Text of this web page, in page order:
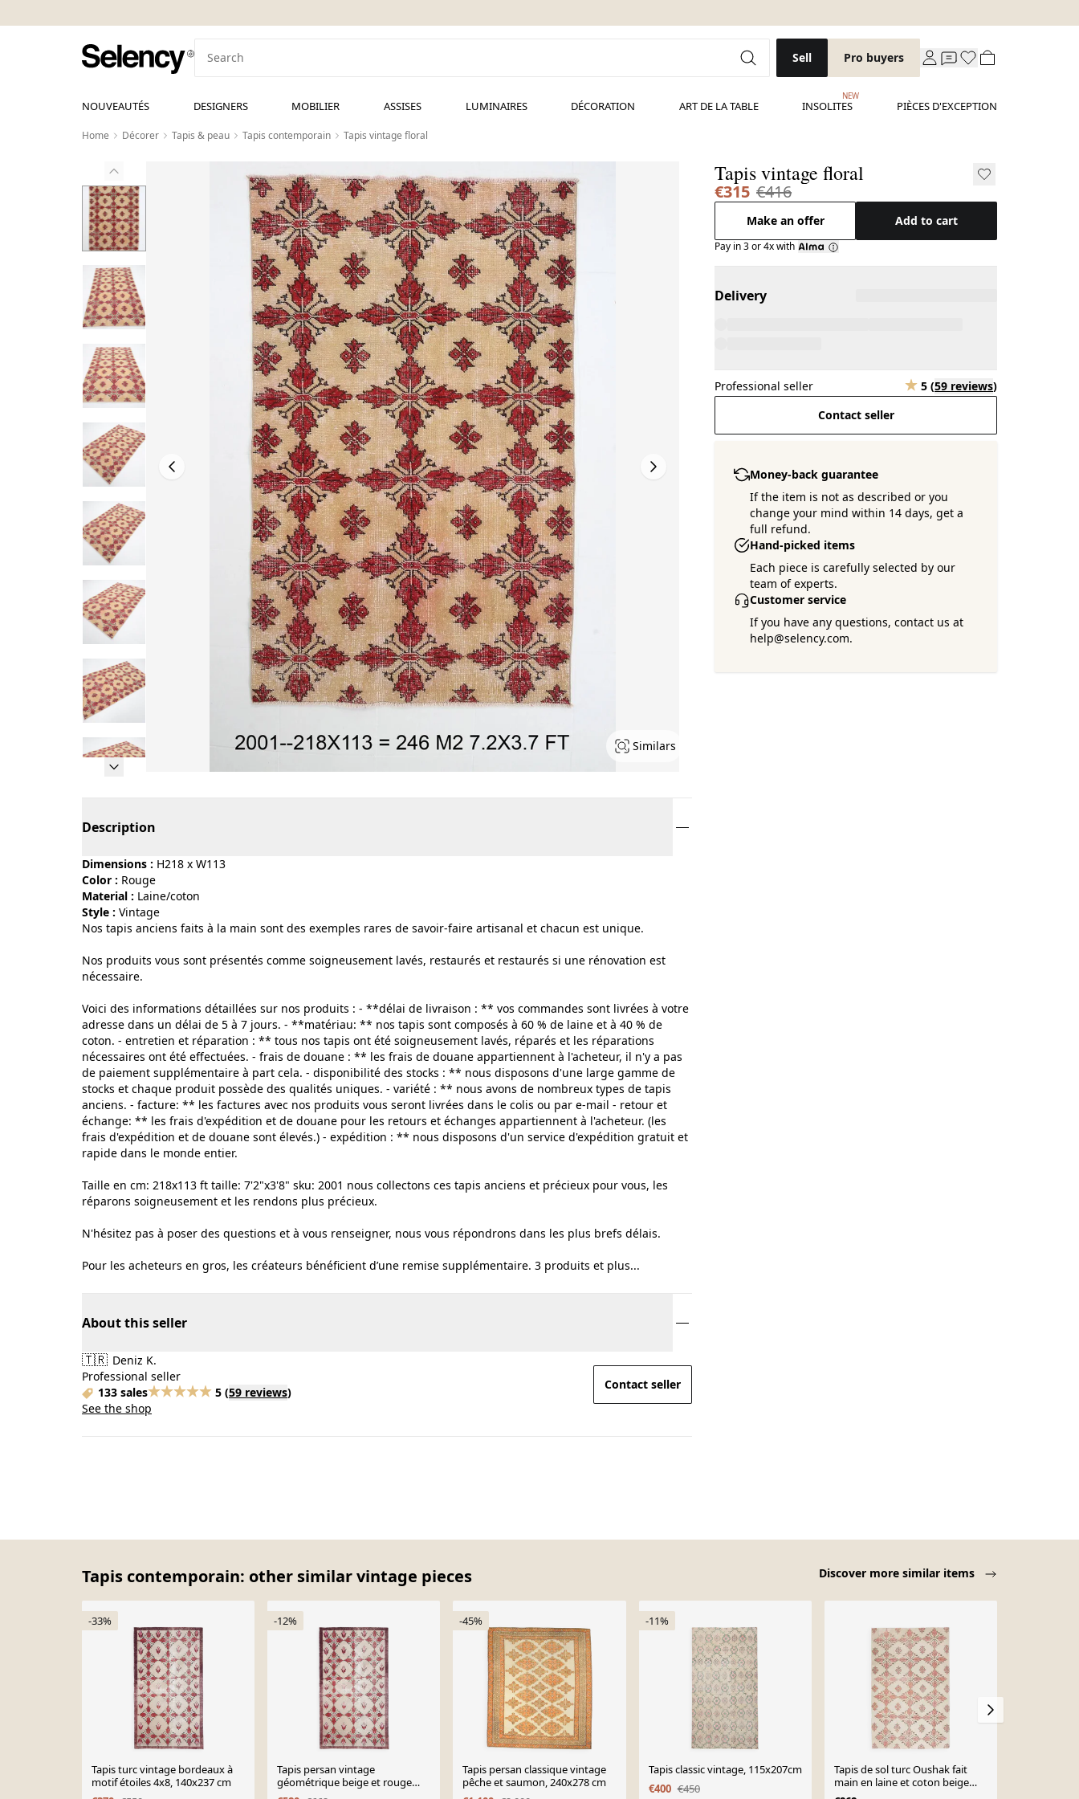
Sell Pro buyers
NOUVEAUTÉS DESIGNERS MOBILIER ASSISES LUMINAIRES DÉCORATION ART DE LA TABLE INSOLITES
NEW
PIÈCES D'EXCEPTION
Home Décorer Tapis & peau Tapis contemporain Tapis vintage floral
Similars
Tapis vintage floral
€315 €416
Make an offer Add to cart
Pay in 3 or 4x with
Delivery
Professional seller 5 (59 reviews)
Contact seller
Money-back guarantee
If the item is not as described or you
change your mind within 14 days, get a
full refund.
Hand-picked items
Each piece is carefully selected by our
team of experts.
Customer service
If you have any questions, contact us at
help@selency.com.
Description
Dimensions : H218 x W113
Color :
rouge
Material :
laine/coton
Style :
vintage
Nos tapis anciens faits à la main sont des exemples rares de savoir-faire artisanal et chacun est unique.
Nos produits vous sont présentés comme soigneusement lavés, restaurés et restaurés si une rénovation est
nécessaire.
Voici des informations détaillées sur nos produits : - **délai de livraison : ** vos commandes sont livrées à votre
adresse dans un délai de 5 à 7 jours. - **matériau: ** nos tapis sont composés à 60 % de laine et à 40 % de
coton. - entretien et réparation : ** tous nos tapis ont été soigneusement lavés, réparés et les réparations
nécessaires ont été effectuées. - frais de douane : ** les frais de douane appartiennent à l'acheteur, il n'y a pas
de paiement supplémentaire à part cela. - disponibilité des stocks : ** nous disposons d'une large gamme de
stocks et chaque produit possède des qualités uniques. - variété : ** nous avons de nombreux types de tapis
anciens. - facture: ** les factures avec nos produits vous seront livrées dans le colis ou par e-mail - retour et
échange: ** les frais d'expédition et de douane pour les retours et échanges appartiennent à l'acheteur. (les
frais d'expédition et de douane sont élevés.) - expédition : ** nous disposons d'un service d'expédition gratuit et
rapide dans le monde entier.
Taille en cm: 218x113 ft taille: 7'2"x3'8" sku: 2001 nous collectons ces tapis anciens et précieux pour vous, les
réparons soigneusement et les rendons plus précieux.
N'hésitez pas à poser des questions et à vous renseigner, nous vous répondrons dans les plus brefs délais.
Pour les acheteurs en gros, les créateurs bénéficient d’une remise supplémentaire. 3 produits et plus...
About this seller
🇹🇷 Deniz K.
Professional seller
133 sales
5 (59 reviews)
See the shop
Contact seller
Tapis contemporain: other similar vintage pieces Discover more similar items
-33%
Tapis turc vintage bordeaux à
motif étoiles 4x8, 140x237 cm
-12%
Tapis persan vintage
géométrique beige et rouge
5x8, 140x237 cm
-45%
Tapis persan classique vintage
pêche et saumon, 240x278 cm
-11%
Tapis classic vintage, 115x207cm
€400 €450
Tapis de sol turc Oushak fait
main en laine et coton beige
des années 1970 134x211